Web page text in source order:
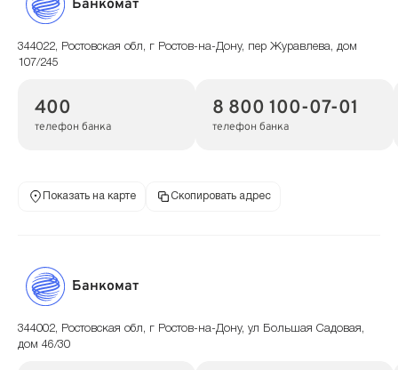
Банкомат
344022, Ростовская обл, г Ростов-на-Дону, пер Журавлева, дом
107/245
400
телефон банка
8 800 100-07-01
телефон банка
Показать на карте Скопировать адрес
Банкомат
344002, Ростовская обл, г Ростов-на-Дону, ул Большая Садовая,
дом 46/30